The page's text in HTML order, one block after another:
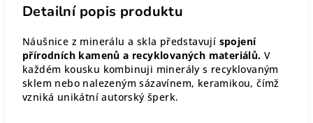
Detailní popis produktu
Náušnice z minerálu a skla představují spojení
přírodních kamenů a recyklovaných materiálů. V
každém kousku kombinuji minerály s recyklovaným
sklem nebo nalezeným sázavínem, keramikou, čímž
vzniká unikátní autorský šperk.